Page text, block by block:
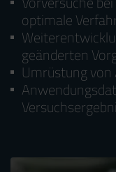
optimale
geänderten
Umrüstung